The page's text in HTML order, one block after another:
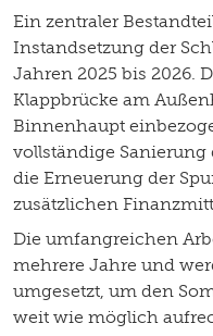
Ein zentraler
Instandsetzung der
Jahren 2025 bis 2026.
Klappbrücke am
Binnenhaupt
vollständige Sanierung
die Erneuerung der
zusätzlichen
Die umfangreichen
mehrere Jahre und
umgesetzt, um den
weit wie möglich